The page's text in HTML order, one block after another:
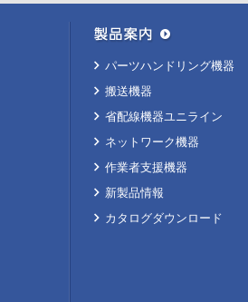
パーツハンドリング機器
搬送機器
省配線機器ユニライン
ネットワーク機器
作業者支援機器
新製品情報
カタログダウンロード